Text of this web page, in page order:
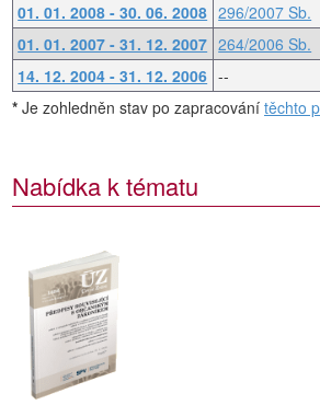
01. 01. 2008 - 30. 06. 2008 296/2007 Sb.
01. 01. 2007 - 31. 12. 2007 264/2006 Sb.
14. 12. 2004 - 31. 12. 2006 --
* Je zohledněn stav po zapracování těchto
Nabídka k tématu